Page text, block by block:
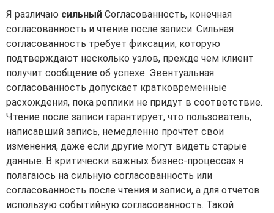
Я различаю сильный Согласованность, конечная
согласованность и чтение после записи. Сильная
согласованность требует фиксации, которую
подтверждают несколько узлов, прежде чем клиент
получит сообщение об успехе. Эвентуальная
согласованность допускает кратковременные
расхождения, пока реплики не придут в соответствие.
Чтение после записи гарантирует, что пользователь,
написавший запись, немедленно прочтет свои
изменения, даже если другие могут видеть старые
данные. В критически важных бизнес-процессах я
полагаюсь на сильную согласованность или
согласованность после чтения и записи, а для отчетов
использую событийную согласованность. Такой